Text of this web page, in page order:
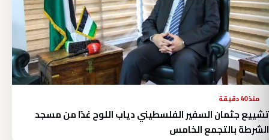
منذ 40 دقيقة
تشييع جثمان السفير الفلسطيني دياب اللوح غدًا من مسجد
الشرطة بالتجمع الخامس